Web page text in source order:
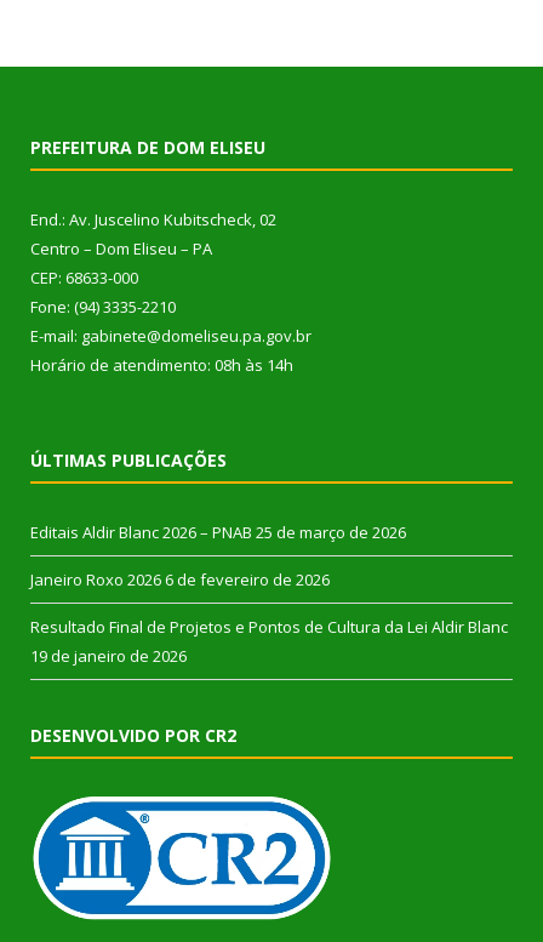
PREFEITURA DE DOM ELISEU
End.: Av. Juscelino Kubitscheck, 02
Centro – Dom Eliseu – PA
CEP: 68633-000
Fone: (94) 3335-2210
E-mail: gabinete@domeliseu.pa.gov.br
Horário de atendimento: 08h às 14h
ÚLTIMAS PUBLICAÇÕES
Editais Aldir Blanc 2026 – PNAB 25 de março de 2026
Janeiro Roxo 2026 6 de fevereiro de 2026
Resultado Final de Projetos e Pontos de Cultura da Lei Aldir Blanc
19 de janeiro de 2026
DESENVOLVIDO POR CR2